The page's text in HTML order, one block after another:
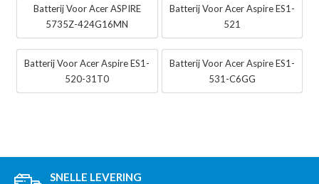
Batterij Voor Acer ASPIRE
5735Z-424G16MN
Batterij Voor Acer Aspire ES1-
521
Batterij Voor Acer Aspire ES1-
520-31T0
Batterij Voor Acer Aspire ES1-
531-C6GG
SNELLE LEVERING